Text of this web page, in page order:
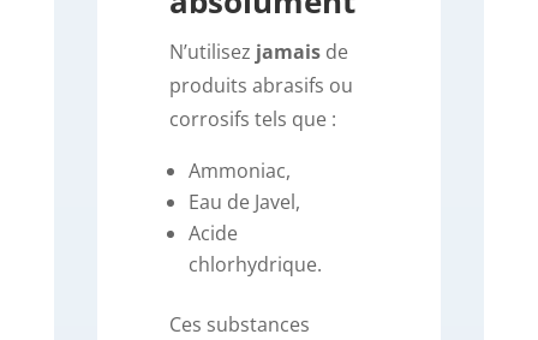
N’utilisez jamaisde
produits abrasifs ou
corrosifs tels que :
Ammoniac,
Eau de Javel,
Acide
chlorhydrique.
Ces substances